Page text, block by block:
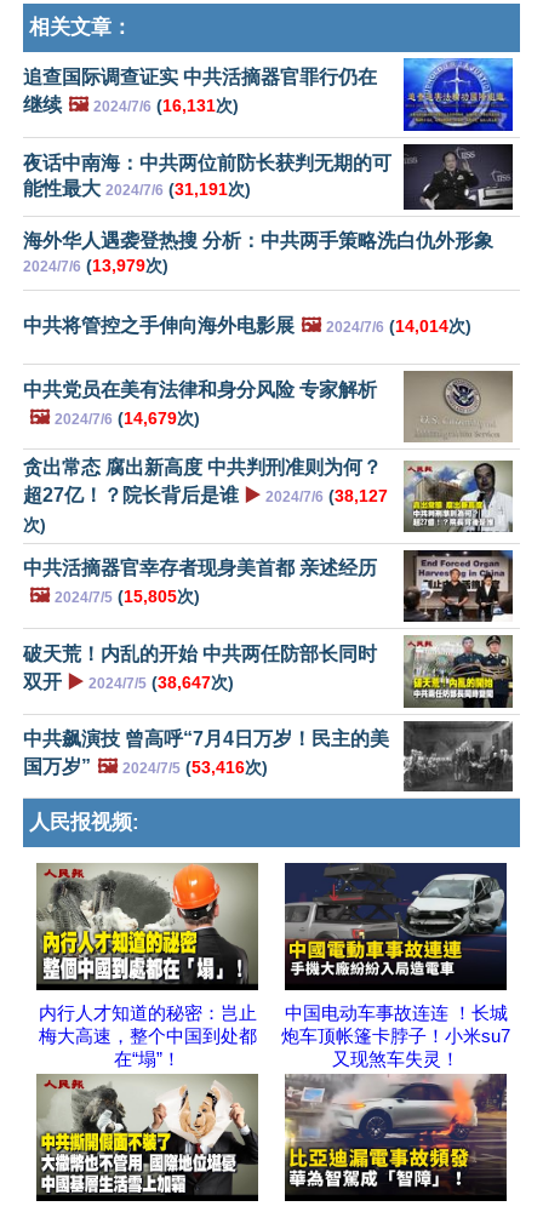
相关文章：
追查国际调查证实 中共活摘器官罪行仍在
继续 🖼️ 2024/7/6 (16,131次)
夜话中南海：中共两位前防长获判无期的可
能性最大 2024/7/6 (31,191次)
海外华人遇袭登热搜 分析：中共两手策略洗白仇外形象
2024/7/6 (13,979次)
中共将管控之手伸向海外电影展 🖼️ 2024/7/6 (14,014次)
中共党员在美有法律和身分风险 专家解析
🖼️ 2024/7/6 (14,679次)
贪出常态 腐出新高度 中共判刑准则为何？
超27亿！？院长背后是谁 ▶️ 2024/7/6 (38,127
次)
中共活摘器官幸存者现身美首都 亲述经历
🖼️ 2024/7/5 (15,805次)
破天荒！内乱的开始 中共两任防部长同时
双开 ▶️ 2024/7/5 (38,647次)
中共飙演技 曾高呼“7月4日万岁！民主的美
国万岁” 🖼️ 2024/7/5 (53,416次)
人民报视频:
内行人才知道的秘密：岂止
梅大高速，整个中国到处都
在“塌”！
中国电动车事故连连 ！长城
炮车顶帐篷卡脖子！小米su7
又现煞车失灵！